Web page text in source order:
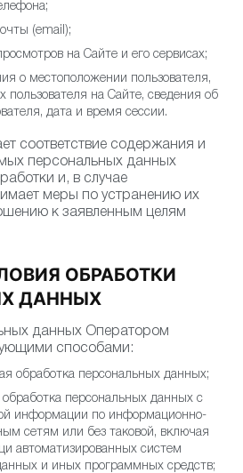
(email);
на Сайте и его сервисах;
о местоположении пользователя,
пользователя на Сайте, сведения об
дата и время сессии.
соответствие содержания и
персональных данных
и, в случае
меры по устранению их
к заявленным целям
ОБРАБОТКИ
ДАННЫХ
данных Оператором
способами:
обработка персональных данных;
персональных данных с
информации по информационно-
сетям или без таковой, включая
автоматизированных систем
и иных программных средств;